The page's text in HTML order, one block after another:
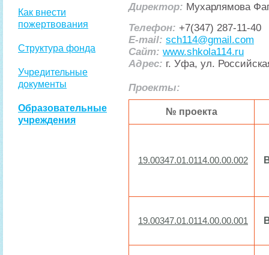
Как внести
пожертвования
Структура фонда
Учредительные
документы
Образовательные
учреждения
Директор: Мухарлямова
Телефон: +7(347) 287-11-40
E-mail: sch114@gmail.com
Сайт: www.shkola114.ru
Адрес: г. Уфа, ул.
Проекты:
№ проекта
19.00347.01.0114.00.00.002
19.00347.01.0114.00.00.001